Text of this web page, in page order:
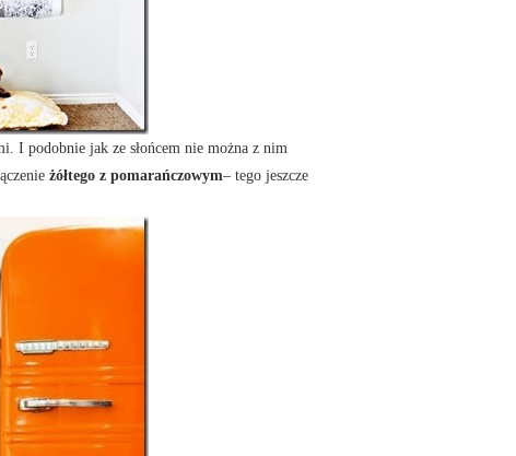
I podobnie jak ze słońcem nie można z nim
żółtego z pomarańczowym– tego jeszcze